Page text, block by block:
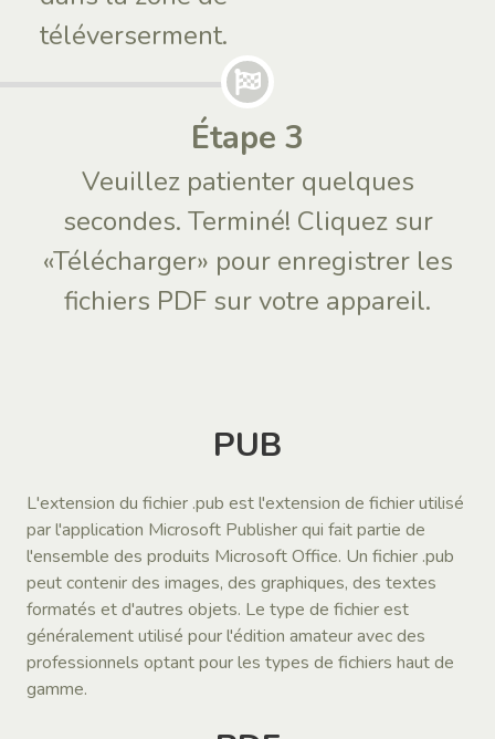
téléverserment.
Étape 3
Veuillez patienter quelques
secondes. Terminé! Cliquez sur
«Télécharger» pour enregistrer les
fichiers PDF sur votre appareil.
PUB
L'extension du fichier .pub est l'extension de fichier utilisé
par l'application Microsoft Publisher qui fait partie de
l'ensemble des produits Microsoft Office. Un fichier .pub
peut contenir des images, des graphiques, des textes
formatés et d'autres objets. Le type de fichier est
généralement utilisé pour l'édition amateur avec des
professionnels optant pour les types de fichiers haut de
gamme.